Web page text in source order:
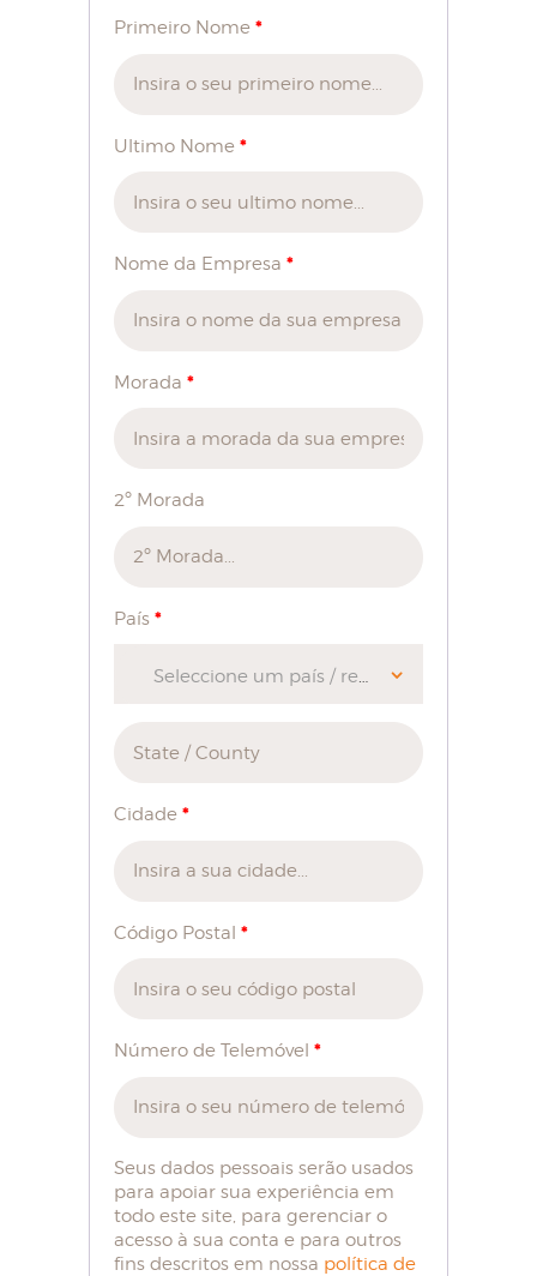
Primeiro Nome *
Ultimo Nome *
Nome da Empresa *
Morada *
2º Morada
País *
Seleccione um país / região…
Cidade *
Código Postal *
Número de Telemóvel *
Seus dados pessoais serão usados
para apoiar sua experiência em
todo este site, para gerenciar o
acesso à sua conta e para outros
fins descritos em nossa política de